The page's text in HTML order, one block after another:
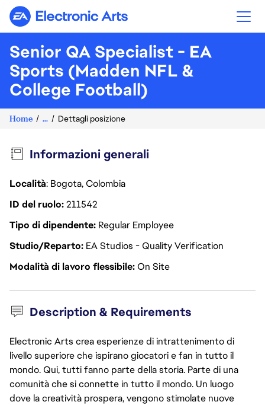
Electronic Arts
Senior QA Specialist - EA
Sports (Madden NFL &
College Football)
Home ... Dettagli posizione
Informazioni generali
Località: Bogota, Colombia
ID del ruolo211542
Tipo di dipendente Regular Employee
Studio/Reparto EA Studios - Quality Verification
Modalità di lavoro flessibileOn Site
Description & Requirements
Electronic Arts crea esperienze di intrattenimento di
livello superiore che ispirano giocatori e fan in tutto il
mondo. Qui, tutti fanno parte della storia. Parte di una
comunità che si connette in tutto il mondo. Un luogo
dove la creatività prospera, vengono stimolate nuove